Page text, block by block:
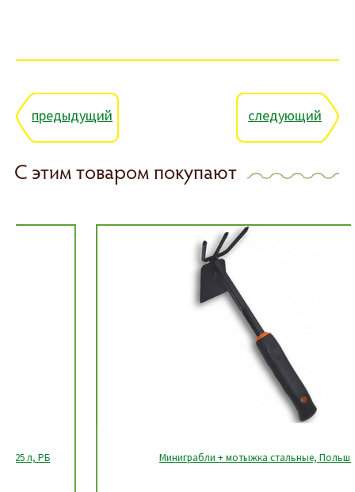
предыдущий следующий
С этим товаром покупают
Миниграбли + мотыжка стальные, Польша